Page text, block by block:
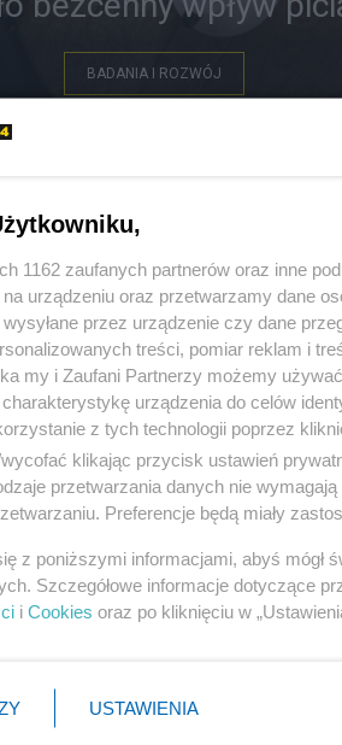
BADANIA I ROZWÓJ
1162 zaufanych partnerów oraz inne
urządzeniu oraz przetwarzamy dane
przez urządzenie czy dane
treści, pomiar reklam i
my i Zaufani Partnerzy możemy
urządzenia do celów
z tych technologii poprzez
klikając przycisk ustawień
przetwarzania danych nie
Preferencje będą miały
z poniższymi informacjami, abyś
Szczegółowe informacje dotyczące
i Cookies oraz po kliknięciu w
USTAWIENIA